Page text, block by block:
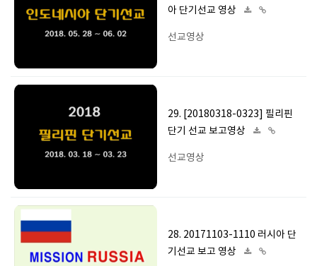
아 단기선교 영상
선교영상
29. [20180318-0323] 필리핀
단기 선교 보고영상
선교영상
28. 20171103-1110 러시아 단
기선교 보고 영상